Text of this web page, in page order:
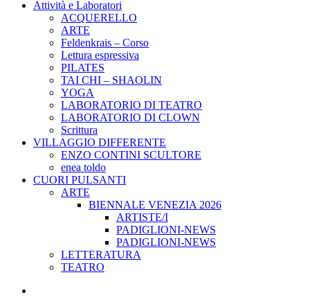
Attività e Laboratori
ACQUERELLO
ARTE
Feldenkrais – Corso
Lettura espressiva
PILATES
TAI CHI – SHAOLIN
YOGA
LABORATORIO DI TEATRO
LABORATORIO DI CLOWN
Scrittura
VILLAGGIO DIFFERENTE
ENZO CONTINI SCULTORE
enea toldo
CUORI PULSANTI
ARTE
BIENNALE VENEZIA 2026
ARTISTE/I
PADIGLIONI-NEWS
PADIGLIONI-NEWS
LETTERATURA
TEATRO